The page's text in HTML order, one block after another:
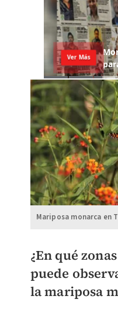
Mariposa monarca en
¿En qué
puede
la mariposa